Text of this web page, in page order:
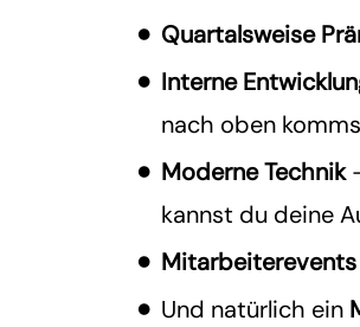
Quartalsweise
Interne
nach oben
Moderne Technik
kannst du deine
Und natürlich ein